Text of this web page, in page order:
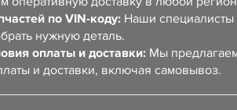
по VIN-коду: Наши специалисты
нужную деталь.
оплаты и доставки: Мы
и доставки, включая самовывоз.